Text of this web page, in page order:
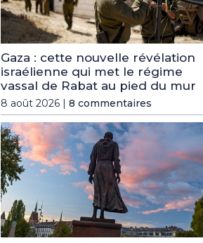
Gaza : cette nouvelle révélation
israélienne qui met le régime
vassal de Rabat au pied du mur
8 août 2026 | 8 commentaires